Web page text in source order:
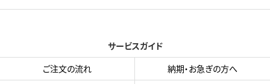
サービスガイド
ご注文の流れ
納期・お急ぎの方へ